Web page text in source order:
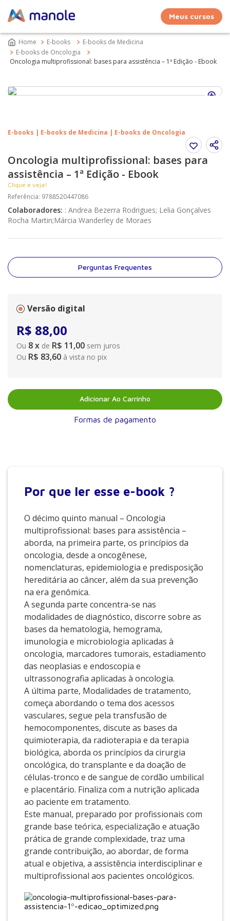
Meus cursos
E-books
E-books de Medicina
E-books de Oncologia
Oncologia multiprofissional: bases para assistência – 1ª Edição - Ebook
E-books | E-books de Medicina | E-books de Oncologia
Oncologia multiprofissional: bases para
assistência – 1ª Edição - Ebook
Clique e veja!
Referência: 9788520447086
Colaboradores: : Andrea Bezerra Rodrigues; Lelia Gonçalves
Rocha Martin;Márcia Wanderley de Moraes
Perguntas Frequentes
Versão digital
R$ 88,00
Ou 8x de R$ 11,00 sem juros
Ou R$ 83,60 à vista no pix
Adicionar Ao Carrinho
Formas de pagamento
Por que ler esse e-book ?
O décimo quinto manual – Oncologia
multiprofissional: bases para assistência –
aborda, na primeira parte, os princípios da
oncologia, desde a oncogênese,
nomenclaturas, epidemiologia e predisposição
hereditária ao câncer, além da sua prevenção
na era genômica.
A segunda parte concentra-se nas
modalidades de diagnóstico, discorre sobre as
bases da hematologia, hemograma,
imunologia e microbiologia aplicadas à
oncologia, marcadores tumorais, estadiamento
das neoplasias e endoscopia e
ultrassonografia aplicadas à oncologia.
A última parte, Modalidades de tratamento,
começa abordando o tema dos acessos
vasculares, segue pela transfusão de
hemocomponentes, discute as bases da
quimioterapia, da radioterapia e da terapia
biológica, aborda os princípios da cirurgia
oncológica, do transplante e da doação de
células-tronco e de sangue de cordão umbilical
e placentário. Finaliza com a nutrição aplicada
ao paciente em tratamento.
Este manual, preparado por profissionais com
grande base teórica, especialização e atuação
prática de grande complexidade, traz uma
grande contribuição, ao abordar, de forma
atual e objetiva, a assistência interdisciplinar e
multiprofissional aos pacientes oncológicos.